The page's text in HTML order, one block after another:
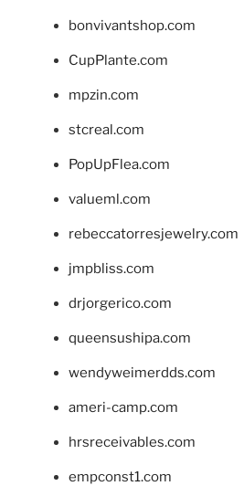
bonvivantshop.com
CupPlante.com
mpzin.com
stcreal.com
PopUpFlea.com
valueml.com
rebeccatorresjewelry.com
jmpbliss.com
drjorgerico.com
queensushipa.com
wendyweimerdds.com
ameri-camp.com
hrsreceivables.com
empconst1.com